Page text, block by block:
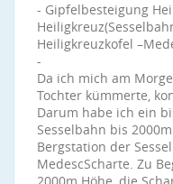
- Gipfelbesteigung
Heiligkreuzkofel
-
Da ich mich am
Tochter kümmerte,
Darum habe ich ein
Sesselbahn bis
Bergstation der
MedescScharte. Zu